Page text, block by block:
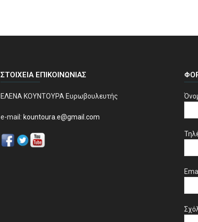
ΣΤΟΙΧΕΊΑ ΕΠΙΚΟΙΝΩΝΊΑΣ
ΕΛΕΝΑ ΚΟΥΝΤΟΥΡΑ Ευρωβουλευτής
e-mail: kountoura.e@gmail.com